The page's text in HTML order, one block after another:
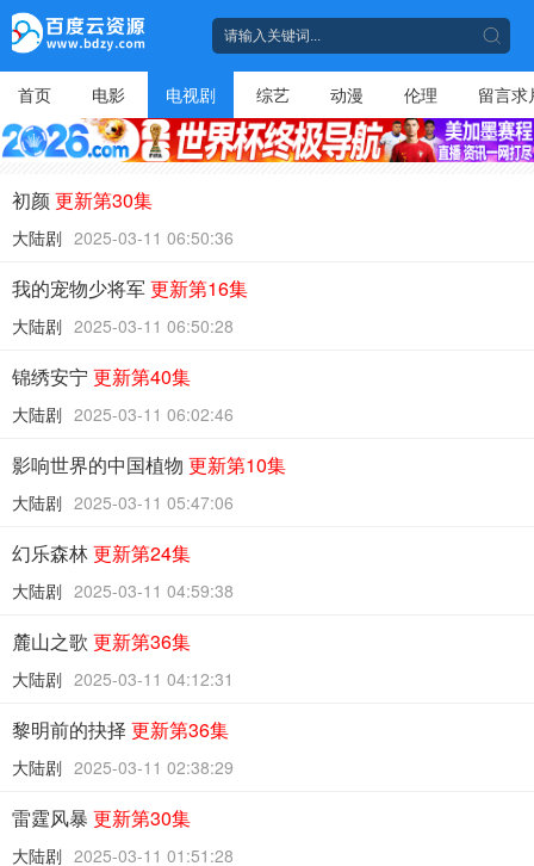
首页 电影 电视剧 综艺 动漫 伦理 留言求
初颜更新第30集
大陆剧 2025-03-11 06:50:36
我的宠物少将军更新第16集
大陆剧 2025-03-11 06:50:28
锦绣安宁 更新第40集
大陆剧 2025-03-11 06:02:46
影响世界的中国植物 更新第10集
大陆剧 2025-03-11 05:47:06
幻乐森林更新第24集
大陆剧 2025-03-11 04:59:38
麓山之歌 更新第36集
大陆剧 2025-03-11 04:12:31
黎明前的抉择 更新第36集
大陆剧 2025-03-11 02:38:29
雷霆风暴 更新第30集
大陆剧 2025-03-11 01:51:28